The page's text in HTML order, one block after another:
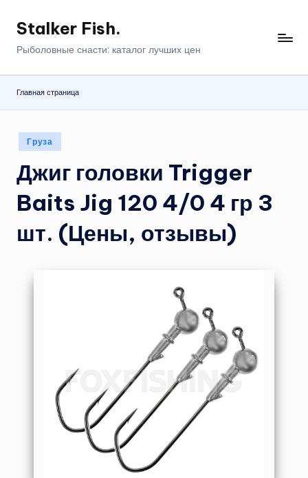
Перейти
Stalker Fish.
Рыболовные снасти: каталог лучших цен
Главная страница
Опубликовано
в
Груза
Джиг головки Trigger
Baits Jig 120 4/0 4 гр 3
шт. (Цены, отзывы)